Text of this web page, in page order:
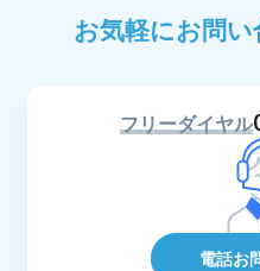
お気軽にお問い
フリーダイヤル
電話お